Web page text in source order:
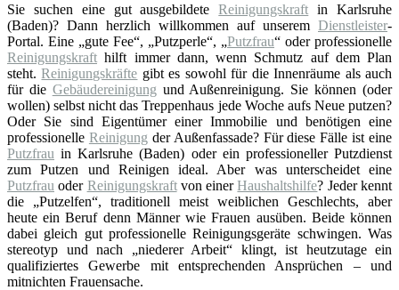
Sie suchen eine gut ausgebildeteReinigungskraft in Karlsruhe
(Baden)? Dann herzlich willkommen auf unserem Dienstleister-
Portal. Eine „gute Fee“, „Putzperle“, „Putzfrau“ oder professionelle
Reinigungskraft hilft immer dann, wenn Schmutz auf dem Plan
steht.Reinigungskräfte gibt es sowohl für die Innenräume als auch
für die Gebäudereinigung und Außenreinigung. Sie können (oder
wollen) selbst nicht das Treppenhaus jede Woche aufs Neue putzen?
Oder Sie sind Eigentümer einer Immobilie und benötigen eine
professionelle Reinigung der Außenfassade? Für diese Fälle ist eine
Putzfrau in Karlsruhe (Baden) oder ein professioneller Putzdienst
zum Putzen und Reinigen ideal. Aber was unterscheidet eine
Putzfrau oder Reinigungskraftvon einerHaushaltshilfe? Jeder kennt
die „Putzelfen“, traditionell meist weiblichen Geschlechts, aber
heute ein Beruf denn Männer wie Frauen ausüben. Beide können
dabei gleich gut professionelle Reinigungsgeräte schwingen. Was
stereotyp und nach „niederer Arbeit“ klingt, ist heutzutage ein
qualifiziertes Gewerbe mit entsprechenden Ansprüchen – und
mitnichten Frauensache.